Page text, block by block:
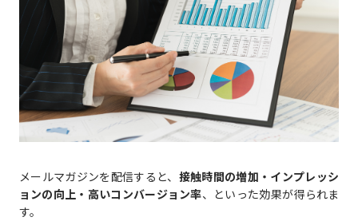
メールマガジンを配信すると、 接触時間の増加・インプレッシ
ョンの向上・高いコンバージョン率、といった効果が得られま
す。